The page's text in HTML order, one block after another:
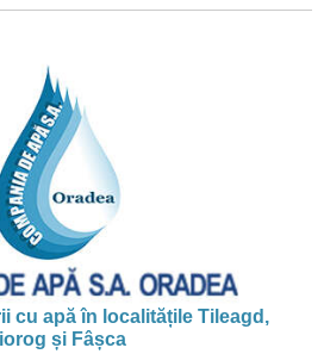
cu apă în localitățile Tileagd,
și Fâșca